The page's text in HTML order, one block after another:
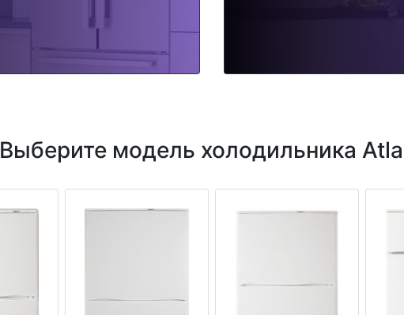
Выберите модель холодильника